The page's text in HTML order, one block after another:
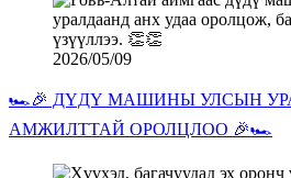
2026/05/09
🏎️🎉 ДҮДҮ МАШИНЫ УЛСЫН
АМЖИЛТТАЙ ОРОЛЦЛОО 🎉🏎️